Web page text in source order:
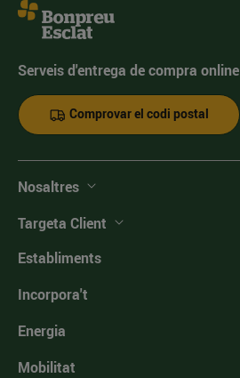
Serveis d'entrega de compra online
Comprovar el codi postal
Nosaltres
Targeta Client
Establiments
Incorpora't
Energia
Mobilitat